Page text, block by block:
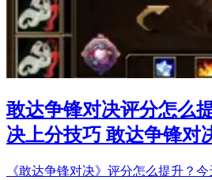
敢达争锋对决评分怎么
决上分技巧 敢达争锋对
《敢达争锋对决》评分怎么提升？